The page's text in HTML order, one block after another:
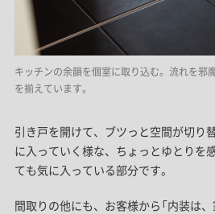
キッチンの余韻を個室に取り込む。流れを邪
を揃えています。
引き戸を開けて、ブツっと空間が切り
に入っていく様な、ちょっとゆとりを
ても気に入っている部分です。
間取りの他にも、お客様から「内装は